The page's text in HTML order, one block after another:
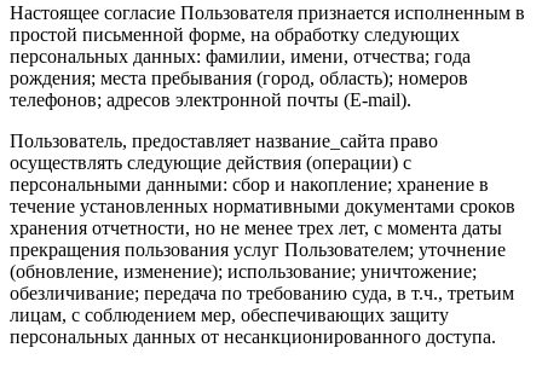
Настоящее согласие Пользователя признается исполненным в
простой письменной форме, на обработку следующих
персональных данных: фамилии, имени, отчества; года
рождения; места пребывания (город, область); номеров
телефонов; адресов электронной почты (E-mail).
Пользователь, предоставляет название_сайта право
осуществлять следующие действия (операции) с
персональными данными: сбор и накопление; хранение в
течение установленных нормативными документами сроков
хранения отчетности, но не менее трех лет, с момента даты
прекращения пользования услуг Пользователем; уточнение
(обновление, изменение); использование; уничтожение;
обезличивание; передача по требованию суда, в т.ч., третьим
лицам, с соблюдением мер, обеспечивающих защиту
персональных данных от несанкционированного доступа.